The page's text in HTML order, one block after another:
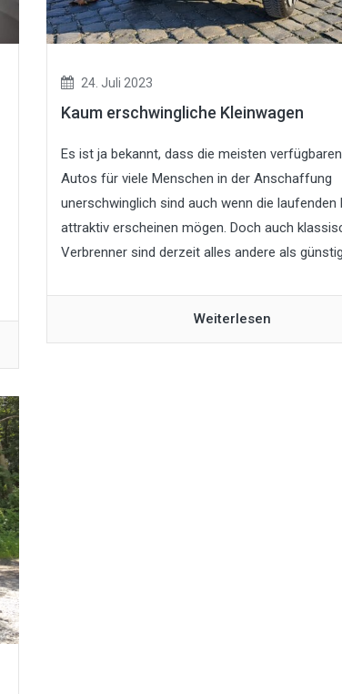
24. Juli 2023
Kaum erschwingliche Kleinwagen
Es ist ja bekannt, dass die meisten
Autos für viele Menschen in der Anschaffung
unerschwinglich sind auch wenn die laufenden
attraktiv erscheinen mögen. Doch auch
Verbrenner sind derzeit alles andere als
Weiterlesen